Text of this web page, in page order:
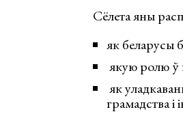
Сёлета яны
як беларусы
якую ролю ў
як
грамадства і